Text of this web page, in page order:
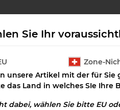
Heuschnupfen Download
Sie Ihr
Zone-
unsere Artikel mit der für Sie
das Land in welches SIe Ihre
dabei, wählen Sie bitte EU